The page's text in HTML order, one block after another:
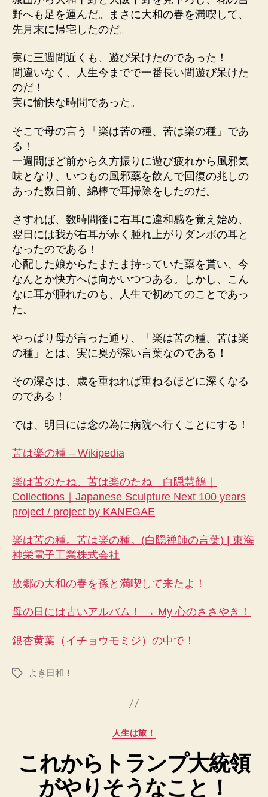
野へも足を運んだ。まさに大和の春を満喫して、
先月末に帰宅したのだ。
実に三週間近くも、遊び呆けたのであった！
間違いなく、人生今までで一番長い間遊び呆けた
のだ！
実に愉快な時間であった。
そこで母の言う「楽は苦の種、苦は楽の種」であ
る！
一週間ほど前から久方振りに遊び疲れから風邪気
味となり、いつもの風邪薬を飲んで回復の兆しの
あった数日前、綿棒で耳掃除をしたのだ。
さすれば、数時間後に右耳に違和感を覚え始め、
翌日には我が右耳が赤く腫れ上がりダンボの耳と
なったのである！
心配した娘からたまたま持っていた薬を貰い、今
なんとか快方へは向かいつつある。しかし、こん
なに耳が腫れたのも、人生で初めてのことであっ
た。
やっぱり母が言った通り、「楽は苦の種、苦は楽
の種」とは、実に奥が深い言葉なのである！
その深さは、歳を重ねれば重ねるほどに深くなる
のである！
では、明日には念の為に病院へ行くことにする！
苦は楽の種 – Wikipedia
楽は苦のたね、苦は楽のたね 白隠慧鶴｜
Collections｜Japanese Sculpture Next 100 years
project / project by KANEGAE
楽は苦の種。苦は楽の種。(白隠禅師の言葉) | 東海
神栄電子工業株式会社
故郷の大和の春を孫と満喫して来たよ！
母の日には古いアルバム！ → My 心のささやき！
銀杏黄葉（イチョウモミジ）の中で！
タ
よき日和！
カ
ゴ
リ
ー
人生は旅！
これからトランプ大統領
がやりそうなこと！